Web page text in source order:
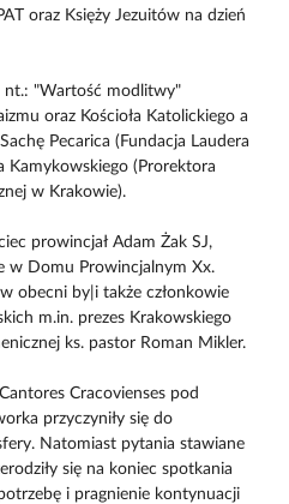
oraz Księży Jezuitów na dzień
nt.: "Wartość modlitwy"
oraz Kościoła Katolickiego a
Pecarica (Fundacja Laudera
Kamykowskiego (Prorektora
w Krakowie).
prowincjał Adam Żak SJ,
w Domu Prowincjalnym Xx.
obecni by|i także członkowie
m.in. prezes Krakowskiego
ks. pastor Roman Mikler.
Cracovienses pod
przyczyniły się do
Natomiast pytania stawiane
się na koniec spotkania
i pragnienie kontynuacji